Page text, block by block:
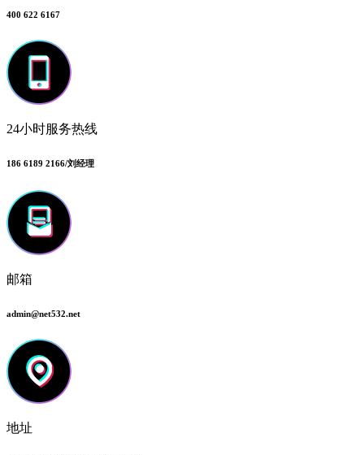
400 622 6167
24小时服务热线
186 6189 2166/刘经理
邮箱
admin@net532.net
地址